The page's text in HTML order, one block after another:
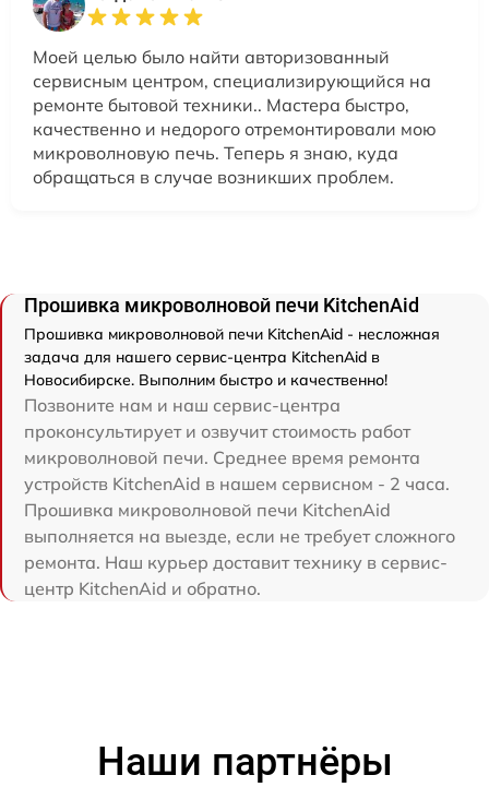
Моей целью было найти авторизованный
сервисным центром, специализирующийся на
ремонте бытовой техники.. Мастера быстро,
качественно и недорого отремонтировали мою
микроволновую печь. Теперь я знаю, куда
обращаться в случае возникших проблем.
Прошивка микроволновой печи KitchenAid
Прошивка микроволновой печи KitchenAid - несложная
задача для нашего сервис-центра KitchenAid в
Новосибирске. Выполним быстро и качественно!
Позвоните нам и наш сервис-центра
проконсультирует и озвучит стоимость работ
микроволновой печи. Среднее время ремонта
устройств KitchenAid в нашем сервисном - 2 часа.
Прошивка микроволновой печи KitchenAid
выполняется на выезде, если не требует сложного
ремонта. Наш курьер доставит технику в сервис-
центр KitchenAid и обратно.
Наши партнёры